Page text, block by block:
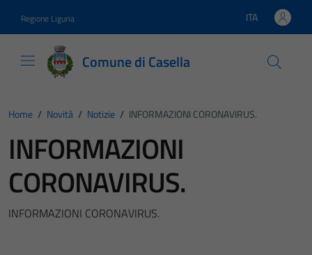
Regione Liguria Lingua attiva:
ITA
Comune di Casella
Home / Novità / Notizie / INFORMAZIONI CORONAVIRUS.
INFORMAZIONI
CORONAVIRUS.
INFORMAZIONI CORONAVIRUS.